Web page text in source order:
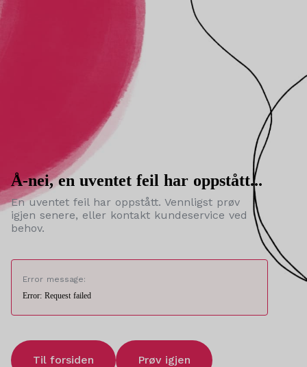
Å-nei, en uventet feil har oppstått...
En uventet feil har oppstått. Vennligst prøv
igjen senere, eller kontakt kundeservice ved
behov.
Error message:
Error: Request failed
Til forsiden Prøv igjen